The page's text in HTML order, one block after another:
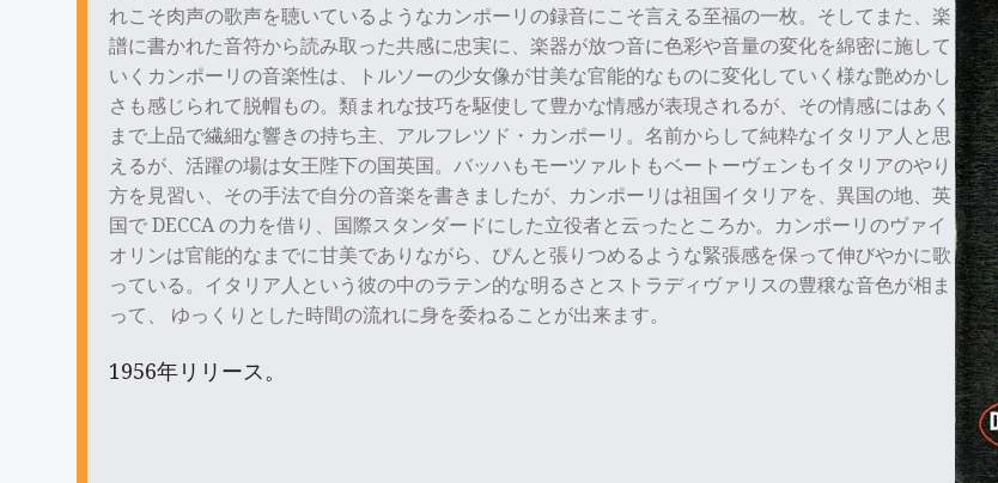
れこそ肉声の歌声を聴いているようなカンポーリの録音にこそ言える至福の一枚。そしてまた、楽
譜に書かれた音符から読み取った共感に忠実に、楽器が放つ音に色彩や音量の変化を綿密に施して
いくカンポーリの音楽性は、トルソーの少女像が甘美な官能的なものに変化していく様な艶めかし
さも感じられて脱帽もの。類まれな技巧を駆使して豊かな情感が表現されるが、その情感にはあく
まで上品で繊細な響きの持ち主、アルフレツド・カンポーリ。名前からして純粋なイタリア人と思
えるが、活躍の場は女王陛下の国英国。バッハもモーツァルトもベートーヴェンもイタリアのやり
方を見習い、その手法で自分の音楽を書きましたが、カンポーリは祖国イタリアを、異国の地、英
国で DECCA の力を借り、国際スタンダードにした立役者と云ったところか。カンポーリのヴァイ
オリンは官能的なまでに甘美でありながら、ぴんと張りつめるような緊張感を保って伸びやかに歌
っている。イタリア人という彼の中のラテン的な明るさとストラディヴァリスの豊穣な音色が相ま
って、 ゆっくりとした時間の流れに身を委ねることが出来ます。
1956年リリース。